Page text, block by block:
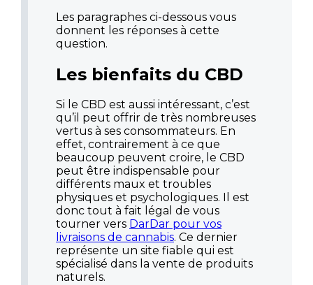
Les paragraphes ci-dessous vous
donnent les réponses à cette
question.
Les bienfaits du CBD
Si le CBD est aussi intéressant, c’est
qu’il peut offrir de très nombreuses
vertus à ses consommateurs. En
effet, contrairement à ce que
beaucoup peuvent croire, le CBD
peut être indispensable pour
différents maux et troubles
physiques et psychologiques. Il est
donc tout à fait légal de vous
tourner vers DarDar pour vos
livraisons de cannabis. Ce dernier
représente un site fiable qui est
spécialisé dans la vente de produits
naturels.